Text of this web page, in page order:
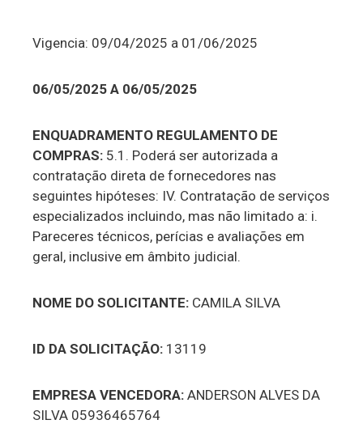
Vigencia: 09/04/2025 a 01/06/2025
06/05/2025 A 06/05/2025
ENQUADRAMENTO REGULAMENTO DE
COMPRAS: 5.1. Poderá ser autorizada a
contratação direta de fornecedores nas
seguintes hipóteses: IV. Contratação de serviços
especializados incluindo, mas não limitado a: i.
Pareceres técnicos, perícias e avaliações em
geral, inclusive em âmbito judicial.
NOME DO SOLICITANTE: CAMILA SILVA
ID DA SOLICITAÇÃO: 13119
EMPRESA VENCEDORA:ANDERSON ALVES DA
SILVA 05936465764